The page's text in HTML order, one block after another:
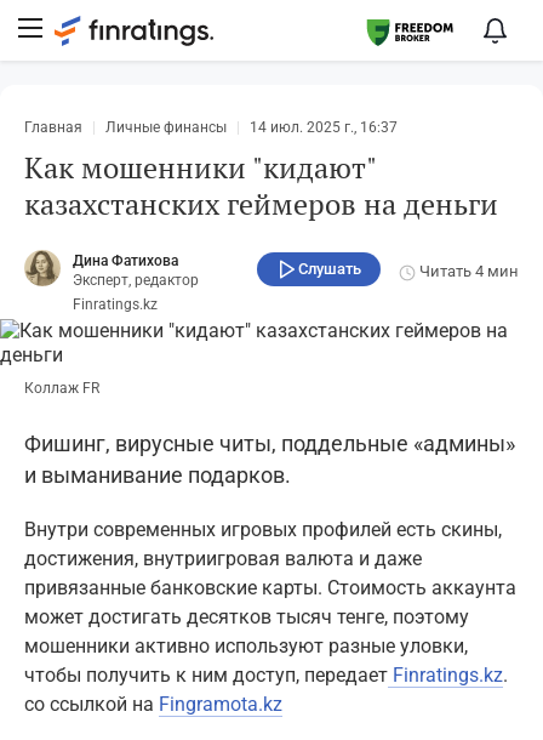
Главная Личные финансы 14 июл. 2025 г., 16:37
Как мошенники "кидают"
казахстанских геймеров на деньги
Дина Фатихова
Эксперт, редактор
Finratings.kz
Слушать Читать 4 мин
Коллаж FR
Фишинг, вирусные читы, поддельные «админы»
и выманивание подарков.
Внутри современных игровых профилей есть скины,
достижения, внутриигровая валюта и даже
привязанные банковские карты. Стоимость аккаунта
может достигать десятков тысяч тенге, поэтому
мошенники активно используют разные уловки,
чтобы получить к ним доступ, передает Finratings.kz.
со ссылкой на Fingramota.kz